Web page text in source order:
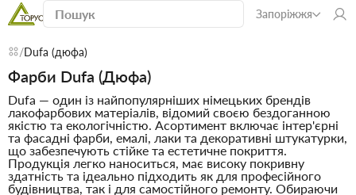
Запоріжжя
Dufa (дюфа)
Фарби Dufa (Дюфа)
Dufa — один із найпопулярніших німецьких брендів
лакофарбових матеріалів, відомий своєю бездоганною
якістю та екологічністю. Асортимент включає інтер'єрні
та фасадні фарби, емалі, лаки та декоративні штукатурки,
що забезпечують стійке та естетичне покриття.
Продукція легко наноситься, має високу покривну
здатність та ідеально підходить як для професійного
будівництва, так і для самостійного ремонту. Обираючи